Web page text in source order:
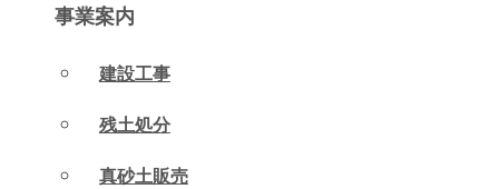
事業案内
建設工事
残土処分
真砂土販売